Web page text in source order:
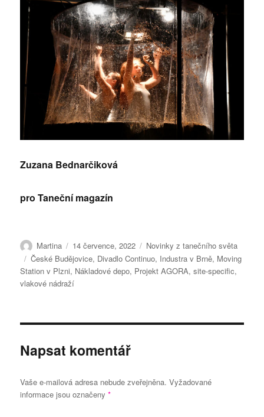
Zuzana Bednarčiková
pro Taneční magazín
Autor:
Martina Publikováno:
14 července, 2022 Rubriky:
Novinky z tanečního světa
Štítky:
České Budějovice, Divadlo Continuo, Industra v Brně, Moving
Station v Plzni, Nákladové depo, Projekt AGORA,site-specific,
vlakové nádraží
Napsat komentář
Vaše e-mailová adresa nebude zveřejněna. Vyžadované
informace jsou označeny*